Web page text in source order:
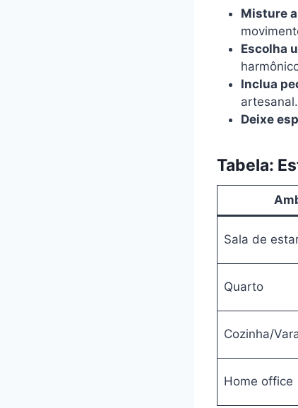
Misture
Escolha
Inclua
Deixe
Tabela:
Sala de
Quarto
Cozinha/
Home office